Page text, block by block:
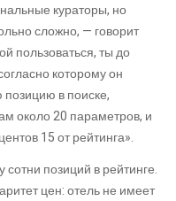
кураторы, но
сложно, — говорит
пользоваться, ты до
которому он
в поиске,
около 20 параметров, и
15 от рейтинга».
позиций в рейтинге.
цен: отель не имеет